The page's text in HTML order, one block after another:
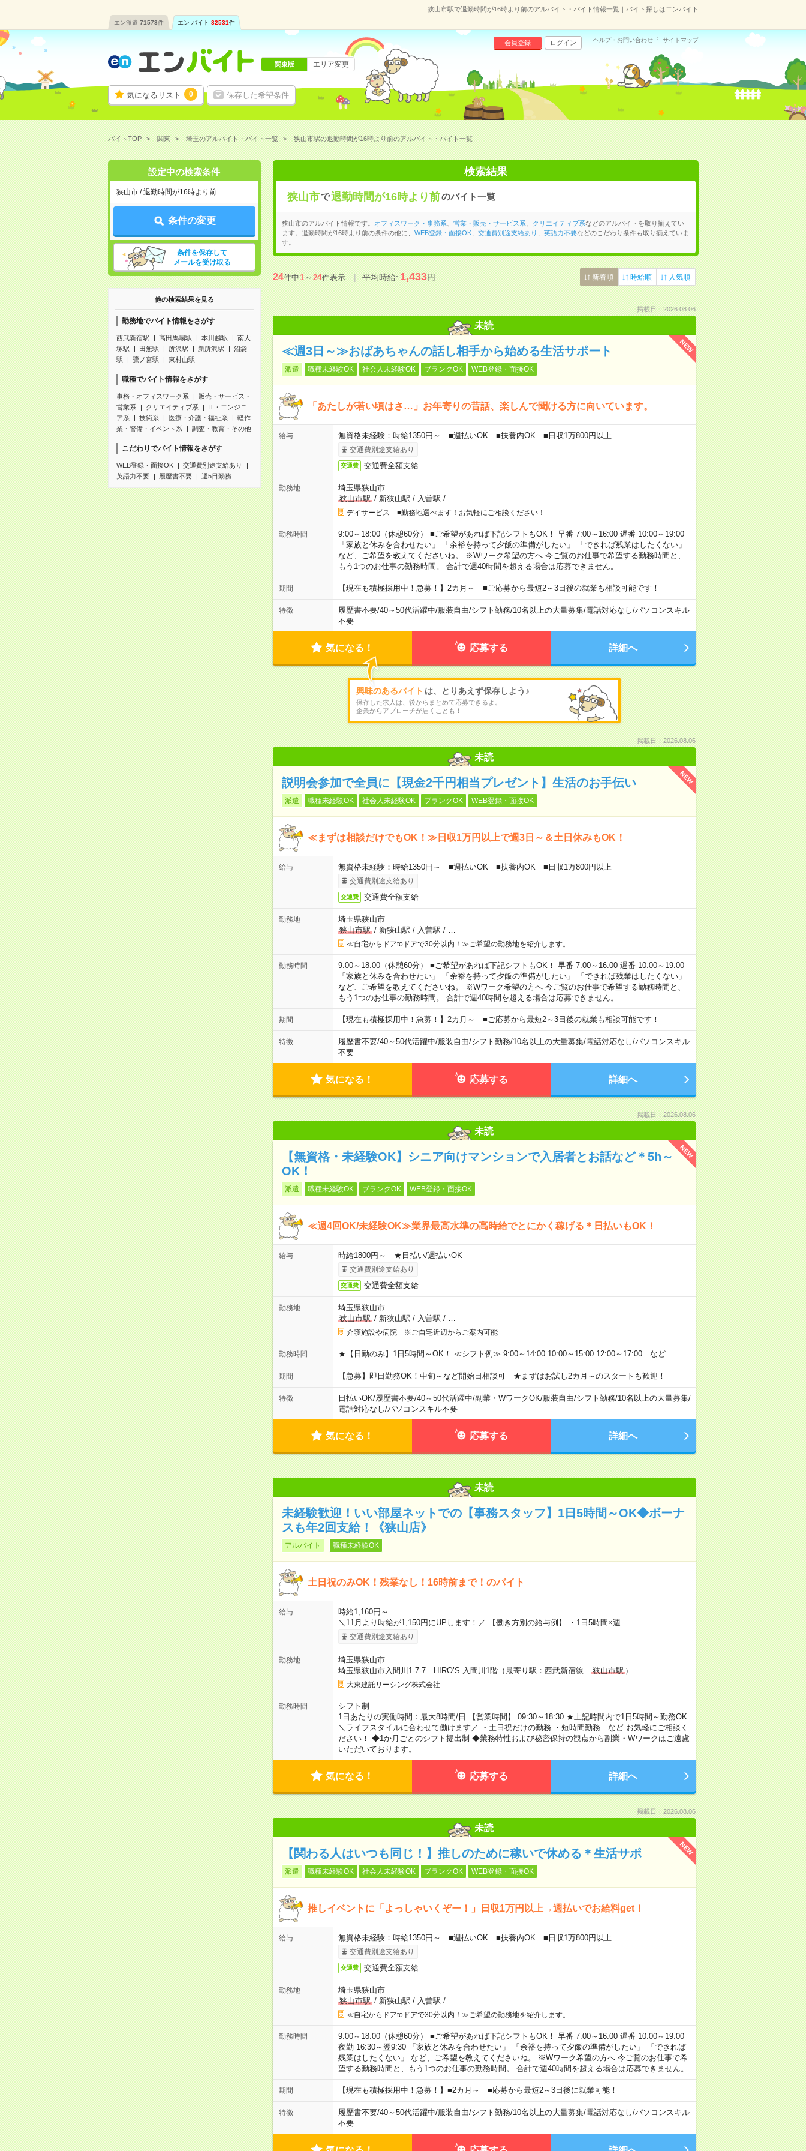
狭山市駅で退勤時間が16時より前のアルバイト・バイト情報一覧｜バイト探しはエンバイト
エン派遣 71573件 エン バイト 82531件
気になるリスト 0 保存した希望条件
会員登録 ログイン ヘルプ・お問い合わせ サイトマップ
関東版 エリア変更
バイトTOP 関東 埼玉のアルバイト・バイト一覧 狭山市駅の退勤時間が16時より前のアルバイト・バイト一覧
設定中の検索条件
狭山市 / 退勤時間が16時より前
条件の変更
条件を保存して
メールを受け取る
他の検索結果を見る
勤務地でバイト情報をさがす
西武新宿駅 高田馬場駅 本川越駅
南大
塚駅
田無駅 所沢駅 新所沢駅
沼袋
駅
鷺ノ宮駅 東村山駅
職種でバイト情報をさがす
事務・オフィスワーク系
販売・サービス・
営業系
クリエイティブ系
IT・エンジニ
ア系
技術系 医療・介護・福祉系
軽作
業・警備・イベント系
調査・教育・その他
こだわりでバイト情報をさがす
WEB登録・面接OK
交通費別途支給あり
英語力不要
履歴書不要 週5日勤務
検索結果
狭山市で退勤時間が16時より前のバイト一覧
狭山市のアルバイト情報です。 オフィスワーク・事務系 営業・販売・サービス系 クリエイティブ系などのアルバイトを取り揃えてい
ます。退勤時間が16時より前の条件の他に、 WEB登録・面接OK、 交通費別途支給あり 英語力不要などのこだわり条件も取り揃えていま
す。
24件中1～24件表示 平均時給:1,433円 新着順 時給順 人気順
掲載日：2026.08.06
未読
NEW
≪週3日～≫おばあちゃんの話し相手から始める生活サポート
派遣 職種未経験OK 社会人未経験OK ブランクOK WEB登録・面接OK
「あたしが若い頃はさ…」お年寄りの昔話、楽しんで聞ける方に向いています。
給与 無資格未経験：時給1350円～ ■週払いOK ■扶養内OK ■日収1万800円以上
交通費別途支給あり
交通費 交通費全額支給
勤務地
埼玉県狭山市
狭山市駅/ 新狭山駅 / 入曽駅 /
デイサービス ■勤務地選べます！お気軽にご相談ください！
勤務時間
9:00～18:00（休憩60分） ■ご希望があれば下記シフトもOK！ 早番 7:00～16:00 遅番 10:00～19:00
「家族と休みを合わせたい」 「余裕を持って夕飯の準備がしたい」 「できれば残業はしたくない」
など、ご希望を教えてくださいね。 ※Wワーク希望の方へ 今ご覧のお仕事で希望する勤務時間と、
もう1つのお仕事の勤務時間。 合計で週40時間を超える場合は応募できません。
期間 【現在も積極採用中！急募！】2カ月～ ■ご応募から最短2～3日後の就業も相談可能です！
特徴 履歴書不要/40～50代活躍中/服装自由/シフト勤務/10名以上の大量募集/電話対応なし/パソコンスキル
不要
気になる！ 応募する 詳細へ
興味のあるバイト は、とりあえず保存しよう♪
保存した求人は、後からまとめて応募できるよ。
企業からアプローチが届くことも！
掲載日：2026.08.06
未読
NEW
説明会参加で全員に【現金2千円相当プレゼント】生活のお手伝い
派遣 職種未経験OK 社会人未経験OK ブランクOK WEB登録・面接OK
≪まずは相談だけでもOK！≫日収1万円以上で週3日～＆土日休みもOK！
給与 無資格未経験：時給1350円～ ■週払いOK ■扶養内OK ■日収1万800円以上
交通費別途支給あり
交通費 交通費全額支給
勤務地
埼玉県狭山市
狭山市駅/ 新狭山駅 / 入曽駅 /
≪自宅からドアtoドアで30分以内！≫ご希望の勤務地を紹介します。
勤務時間
9:00～18:00（休憩60分） ■ご希望があれば下記シフトもOK！ 早番 7:00～16:00 遅番 10:00～19:00
「家族と休みを合わせたい」 「余裕を持って夕飯の準備がしたい」 「できれば残業はしたくない」
など、ご希望を教えてくださいね。 ※Wワーク希望の方へ 今ご覧のお仕事で希望する勤務時間と、
もう1つのお仕事の勤務時間。 合計で週40時間を超える場合は応募できません。
期間 【現在も積極採用中！急募！】2カ月～ ■ご応募から最短2～3日後の就業も相談可能です！
特徴 履歴書不要/40～50代活躍中/服装自由/シフト勤務/10名以上の大量募集/電話対応なし/パソコンスキル
不要
気になる！ 応募する 詳細へ
掲載日：2026.08.06
未読
NEW
【無資格・未経験OK】シニア向けマンションで入居者とお話など＊5h～
OK！
派遣 職種未経験OK ブランクOK WEB登録・面接OK
≪週4回OK/未経験OK≫業界最高水準の高時給でとにかく稼げる＊日払いもOK！
給与 時給1800円～ ★日払い/週払いOK
交通費別途支給あり
交通費 交通費全額支給
勤務地
埼玉県狭山市
狭山市駅/ 新狭山駅 / 入曽駅 /
介護施設や病院 ※ご自宅近辺からご案内可能
勤務時間 ★【日勤のみ】1日5時間～OK！ ≪シフト例≫ 9:00～14:00 10:00～15:00 12:00～17:00 など
期間 【急募】即日勤務OK！中旬～など開始日相談可 ★まずはお試し2カ月～のスタートも歓迎！
特徴 日払いOK/履歴書不要/40～50代活躍中/副業・WワークOK/服装自由/シフト勤務/10名以上の大量募集/
電話対応なし/パソコンスキル不要
気になる！ 応募する 詳細へ
未読
未経験歓迎！いい部屋ネットでの【事務スタッフ】1日5時間～OK◆ボーナ
スも年2回支給！《狭山店》
アルバイト 職種未経験OK
土日祝のみOK！残業なし！16時前まで！のバイト
給与
時給1,160円～
＼11月より時給が1,150円にUPします！／ 【働き方別の給与例】 ・1日5時間×週…
交通費別途支給あり
勤務地
埼玉県狭山市
埼玉県狭山市入間川1-7-7 HIRO’S 入間川1階（最寄り駅：西武新宿線
狭山市駅）
大東建託リーシング株式会社
勤務時間
シフト制
1日あたりの実働時間：最大8時間/日 【営業時間】 09:30～18:30 ★上記時間内で1日5時間～勤務OK
＼ライフスタイルに合わせて働けます／ ・土日祝だけの勤務 ・短時間勤務 など お気軽にご相談く
ださい！ ◆1か月ごとのシフト提出制 ◆業務特性および秘密保持の観点から副業・Wワークはご遠慮
いただいております。
気になる！ 応募する 詳細へ
掲載日：2026.08.06
未読
NEW
【関わる人はいつも同じ！】推しのために稼いで休める＊生活サポ
派遣 職種未経験OK 社会人未経験OK ブランクOK WEB登録・面接OK
推しイベントに「よっしゃいくぞー！」日収1万円以上→週払いでお給料get！
給与 無資格未経験：時給1350円～ ■週払いOK ■扶養内OK ■日収1万800円以上
交通費別途支給あり
交通費 交通費全額支給
勤務地
埼玉県狭山市
狭山市駅/ 新狭山駅 / 入曽駅 /
≪自宅からドアtoドアで30分以内！≫ご希望の勤務地を紹介します。
勤務時間
9:00～18:00（休憩60分） ■ご希望があれば下記シフトもOK！ 早番 7:00～16:00 遅番 10:00～19:00
夜勤 16:30～翌9:30 「家族と休みを合わせたい」 「余裕を持って夕飯の準備がしたい」 「できれば
残業はしたくない」 など、ご希望を教えてくださいね。 ※Wワーク希望の方へ 今ご覧のお仕事で希
望する勤務時間と、もう1つのお仕事の勤務時間。 合計で週40時間を超える場合は応募できません。
期間 【現在も積極採用中！急募！】■2カ月～ ■応募から最短2～3日後に就業可能！
特徴 履歴書不要/40～50代活躍中/服装自由/シフト勤務/10名以上の大量募集/電話対応なし/パソコンスキル
不要